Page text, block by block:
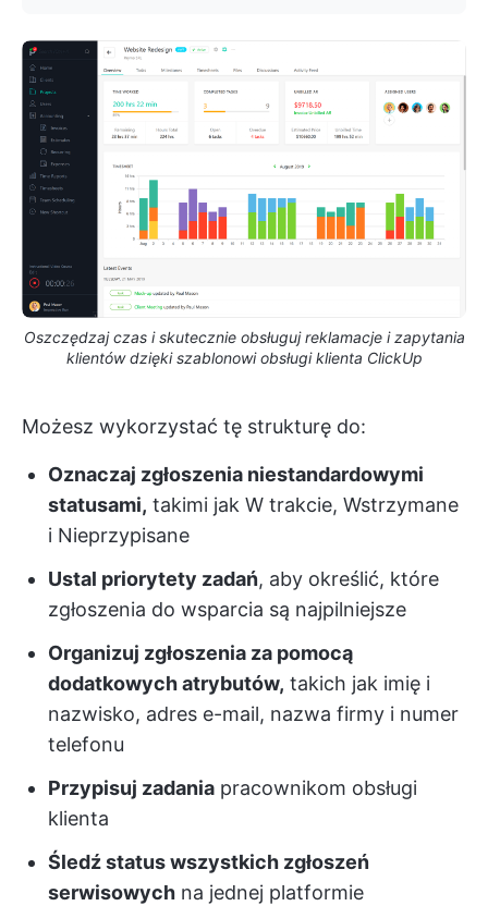
Oszczędzaj czas i skutecznie obsługuj reklamacje i zapytania
klientów dzięki szablonowi obsługi klienta ClickUp
Możesz wykorzystać tę strukturę do:
Oznaczaj zgłoszenia niestandardowymi
statusami, takimi jak W trakcie, Wstrzymane
i Nieprzypisane
Ustal priorytety zadań, aby określić, które
zgłoszenia do wsparcia są najpilniejsze
Organizuj zgłoszenia za pomocą
dodatkowych atrybutów, takich jak imię i
nazwisko, adres e-mail, nazwa firmy i numer
telefonu
Przypisuj zadania pracownikom obsługi
klienta
Śledź status wszystkich zgłoszeń
serwisowych na jednej platformie